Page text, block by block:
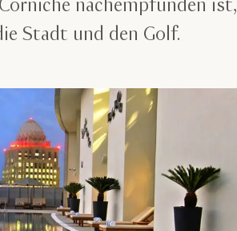
nachempfunden ist,
Stadt und den Golf.